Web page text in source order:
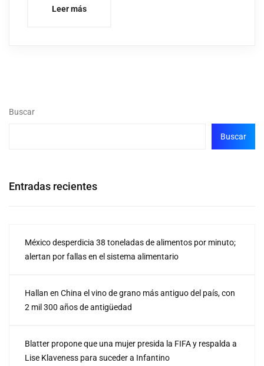
Leer más
Buscar
Buscar
Entradas recientes
México desperdicia 38 toneladas de alimentos por minuto;
alertan por fallas en el sistema alimentario
Hallan en China el vino de grano más antiguo del país, con
2 mil 300 años de antigüedad
Blatter propone que una mujer presida la FIFA y respalda a
Lise Klaveness para suceder a Infantino